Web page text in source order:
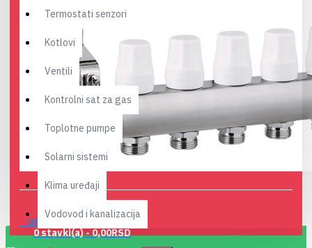
0 stavki(a) - 0,00RSD
Termostati senzori
Kotlovi
Ventili
Kontrolni sat za gas
Toplotne pumpe
Solarni sistemi
Klima uređaji
Vodovod i kanalizacija
OPIS